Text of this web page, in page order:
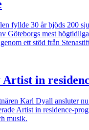
fyllde 30 år bjöds 200
Göteborgs mest
ett stöd från
in
Karl Dyall ansluter
Artist in residence-
musik.